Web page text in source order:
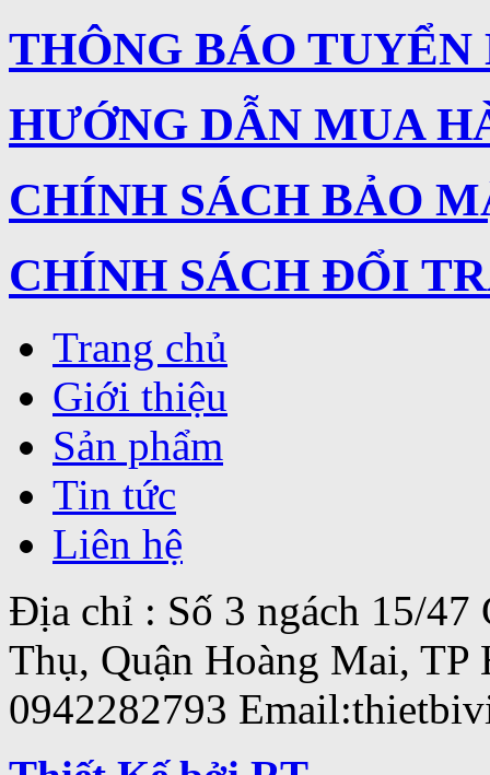
THÔNG BÁO TUYỂN
HƯỚNG DẪN MUA
CHÍNH SÁCH BẢO
CHÍNH SÁCH ĐỔI
Trang chủ
Giới thiệu
Sản phẩm
Tin tức
Liên hệ
Địa chỉ : Số 3 ngách 15/47
Thụ, Quận Hoàng Mai, TP
0942282793